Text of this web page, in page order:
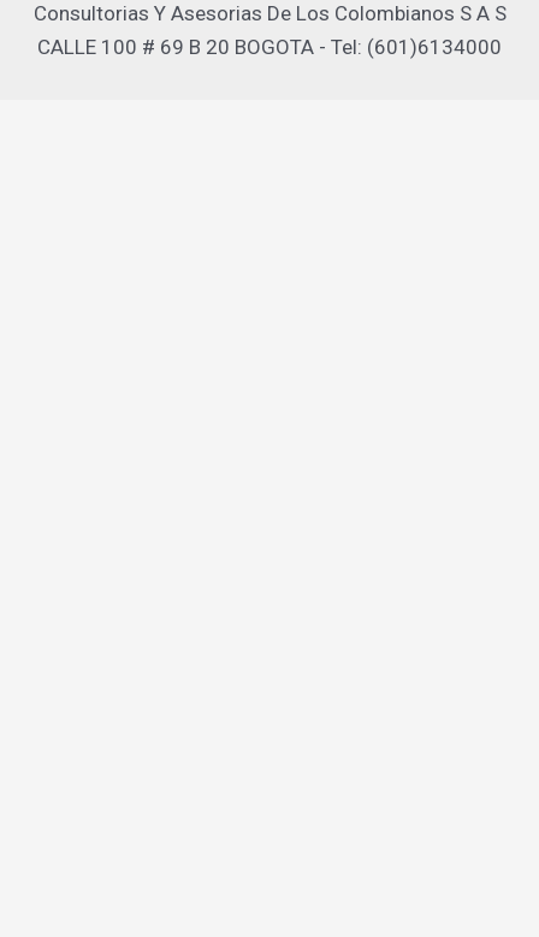
Consultorias Y Asesorias De Los Colombianos S A S
CALLE 100 # 69 B 20 BOGOTA - Tel: (601)6134000